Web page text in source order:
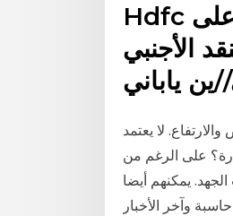
Hdfc الفوركس زائد المدفوعة مسبقاً بطاقة الدخول على
الأجنبي
ياباني
لا يعتمد
على الرغم من
يمكنهم أيضا
وآخر الأخبار